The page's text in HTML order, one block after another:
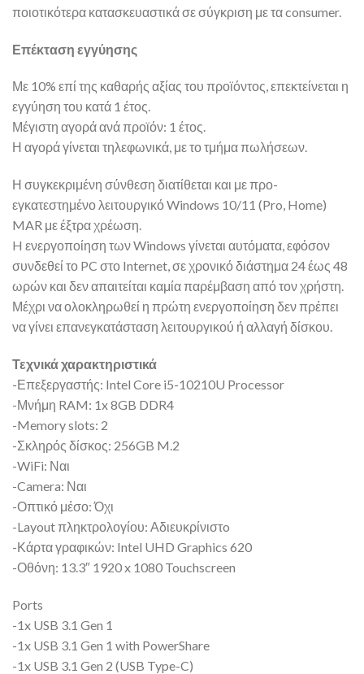
ποιοτικότερα κατασκευαστικά σε σύγκριση με τα consumer.
Επέκταση εγγύησης
Με 10% επί της καθαρής αξίας του προϊόντος, επεκτείνεται η
εγγύηση του κατά 1 έτος.
Μέγιστη αγορά ανά προϊόν: 1 έτος.
Η αγορά γίνεται τηλεφωνικά, με το τμήμα πωλήσεων.
Η συγκεκριμένη σύνθεση διατίθεται και με προ-
εγκατεστημένο λειτουργικό Windows 10/11 (Pro, Home)
MAR με έξτρα χρέωση.
H ενεργοποίηση των Windows γίνεται αυτόματα, εφόσον
συνδεθεί το PC στο Internet, σε χρονικό διάστημα 24 έως 48
ωρών και δεν απαιτείται καμία παρέμβαση από τον χρήστη.
Μέχρι να ολοκληρωθεί η πρώτη ενεργοποίηση δεν πρέπει
να γίνει επανεγκατάσταση λειτουργικού ή αλλαγή δίσκου.
Τεχνικά χαρακτηριστικά
-Επεξεργαστής: Intel Core i5-10210U Processor
-Μνήμη RAM: 1x 8GB DDR4
-Memory slots: 2
-Σκληρός δίσκος: 256GB M.2
-WiFi: Ναι
-Camera: Ναι
-Οπτικό μέσο: Όχι
-Layout πληκτρολογίου: Αδιευκρίνιστo
-Κάρτα γραφικών: Intel UHD Graphics 620
-Οθόνη: 13.3″ 1920 x 1080 Touchscreen
Ports
-1x USB 3.1 Gen 1
-1x USB 3.1 Gen 1 with PowerShare
-1x USB 3.1 Gen 2 (USB Type-C)